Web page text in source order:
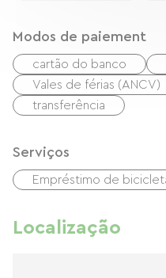
Modos de paiement
cartão do banco
Vales de férias (ANCV)
transferência
Serviços
Empréstimo de
Localização